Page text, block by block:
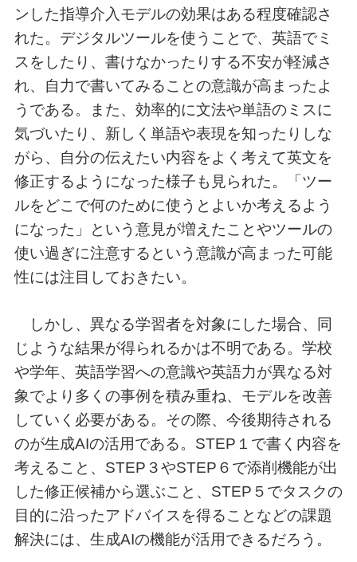
ンした指導介入モデルの効果はある程度確認さ
れた。デジタルツールを使うことで、英語でミ
スをしたり、書けなかったりする不安が軽減さ
れ、自力で書いてみることの意識が高まったよ
うである。また、効率的に文法や単語のミスに
気づいたり、新しく単語や表現を知ったりしな
がら、自分の伝えたい内容をよく考えて英文を
修正するようになった様子も見られた。「ツー
ルをどこで何のために使うとよいか考えるよう
になった」という意見が増えたことやツールの
使い過ぎに注意するという意識が高まった可能
性には注目しておきたい。
しかし、異なる学習者を対象にした場合、同
じような結果が得られるかは不明である。学校
や学年、英語学習への意識や英語力が異なる対
象でより多くの事例を積み重ね、モデルを改善
していく必要がある。その際、今後期待される
のが生成AIの活用である。STEP１で書く内容を
考えること、STEP３やSTEP６で添削機能が出
した修正候補から選ぶこと、STEP５でタスクの
目的に沿ったアドバイスを得ることなどの課題
解決には、生成AIの機能が活用できるだろう。